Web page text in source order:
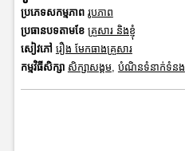
ប្រភេទសកម្មភាព រូបភាព
ប្រធានបទតាមខែ គ្រួសារ និងខ្ញុំ
សៀវភៅ រឿង មែកធាងគ្រួសារ
កម្មវិធីសិក្សា សិក្សាសង្គម, បំណិនទំនាក់ទំនង